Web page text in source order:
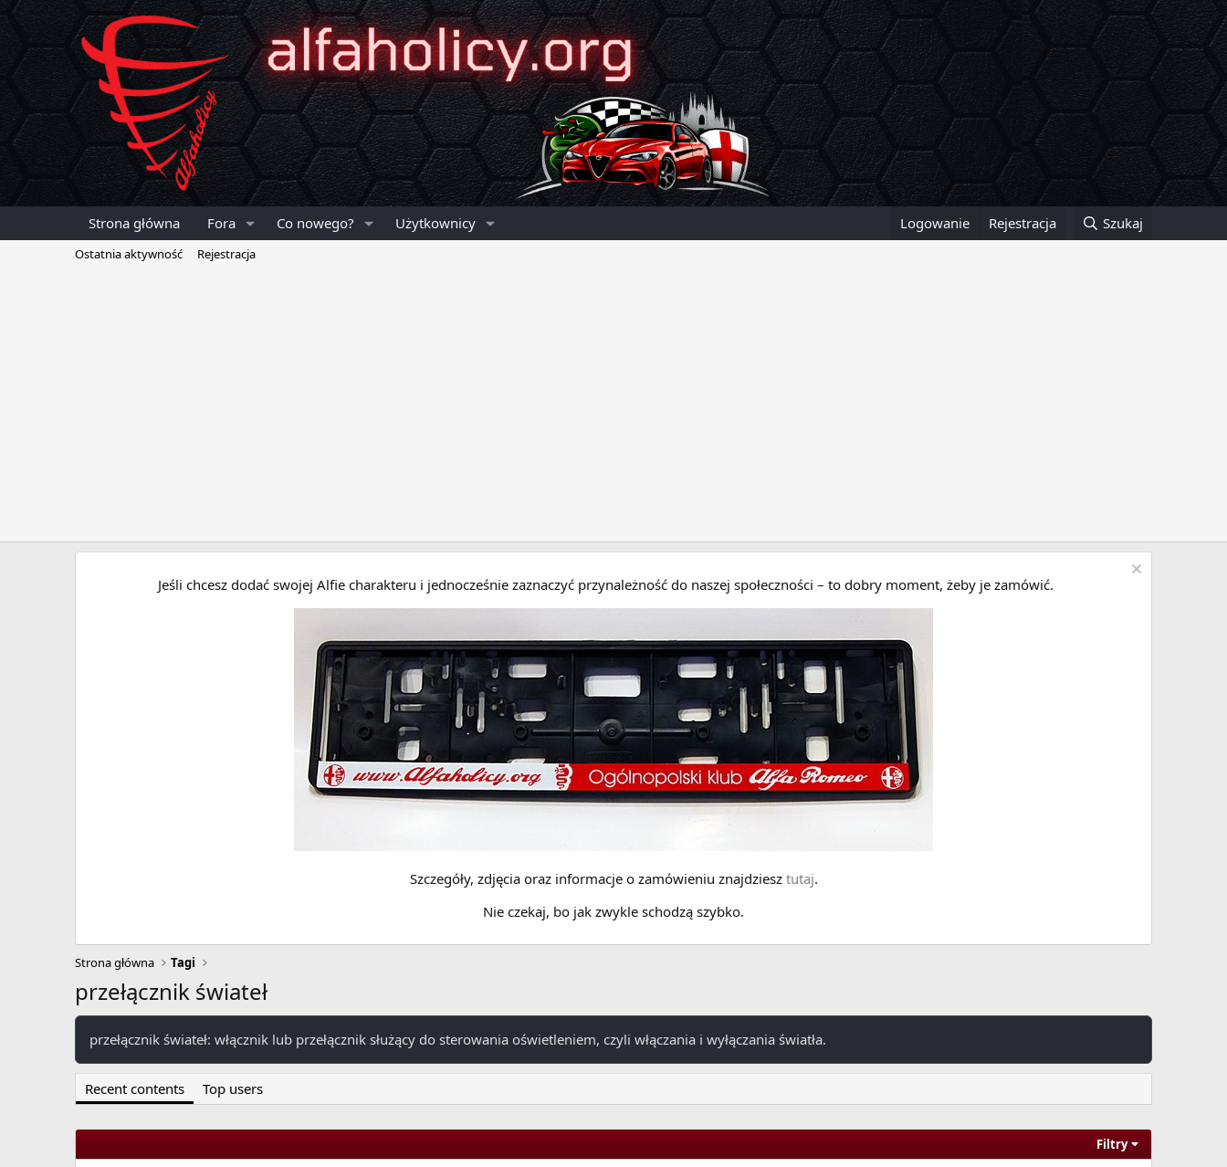
Strona główna Fora Co nowego? Użytkownicy Logowanie Rejestracja Szukaj
Ostatnia aktywność Rejestracja
Jeśli chcesz dodać swojej Alfie charakteru i jednocześnie zaznaczyć przynależność do naszej społeczności – to dobry moment, żeby je zamówić.
Szczegóły, zdjęcia oraz informacje o zamówieniu znajdziesz tutaj.
Nie czekaj, bo jak zwykle schodzą szybko.
Strona główna Tagi
przełącznik świateł
przełącznik świateł: włącznik lub przełącznik służący do sterowania oświetleniem, czyli włączania i wyłączania światła.
Recent contents Top users
Filtry